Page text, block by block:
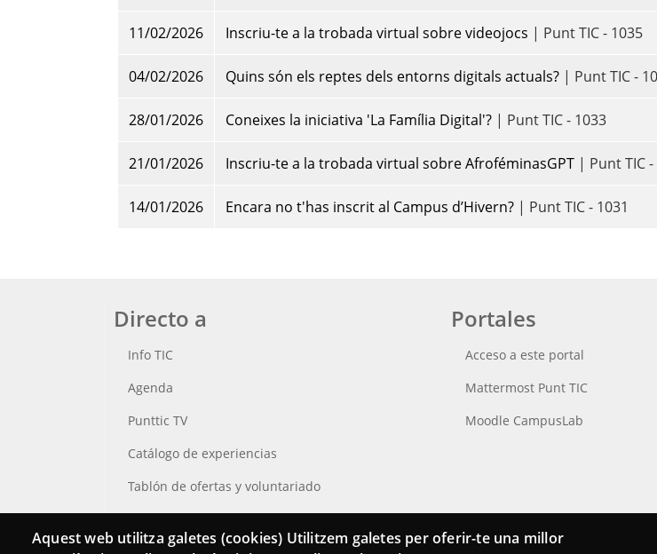
11/02/2026 Inscriu-te a la trobada virtual sobre videojocs | Punt TIC - 1035
04/02/2026 Quins són els reptes dels entorns digitals actuals? | Punt TIC -
28/01/2026 Coneixes la iniciativa 'La Família Digital'? | Punt TIC - 1033
21/01/2026 Inscriu-te a la trobada virtual sobre AfroféminasGPT | Punt TIC
14/01/2026 Encara no t'has inscrit al Campus d’Hivern? | Punt TIC - 1031
Directo a
Info TIC
Agenda
Punttic TV
Catálogo de experiencias
Tablón de ofertas y voluntariado
Busca tu Punt TIC
Portales
Acceso a este portal
Mattermost Punt TIC
Moodle CampusLab
Aquest web utilitza galetes (cookies) Utilitzem galetes per oferir-te una millor